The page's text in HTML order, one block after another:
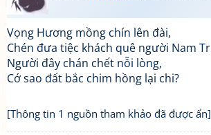
Vọng Hương mồng chín lên đài,
Chén đưa tiệc khách quê người Nam
Người đây chán chết nỗi lòng,
Cớ sao đất bắc chim hồng lại chi?
[Thông tin 1 nguồn tham khảo đã được ẩn]